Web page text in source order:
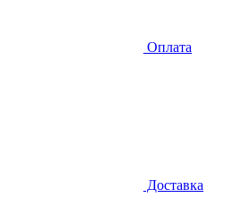
Оплата
Доставка